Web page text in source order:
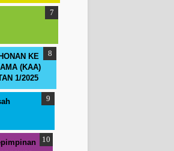
KE
(KAA)
1/2025